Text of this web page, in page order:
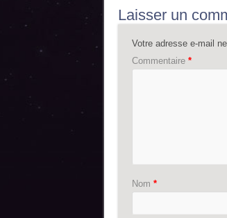
Laisser un
Votre adresse e-mail
Commentaire *
Nom *